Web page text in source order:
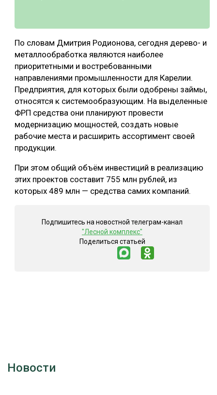
По словам Дмитрия Родионова, сегодня дерево- и
металлообработка являются наиболее
приоритетными и востребованными
направлениями промышленности для Карелии.
Предприятия, для которых были одобрены займы,
относятся к системообразующим. На выделенные
ФРП средства они планируют провести
модернизацию мощностей, создать новые
рабочие места и расширить ассортимент своей
продукции.
При этом общий объём инвестиций в реализацию
этих проектов составит 755 млн рублей, из
которых 489 млн — средства самих компаний.
Подпишитесь на новостной телеграм-канал
"Лесной комплекс"
Поделиться статьей
Новости